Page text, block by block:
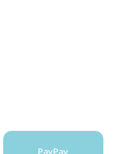
PayPay